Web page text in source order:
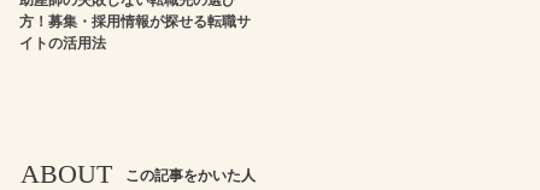
方！募集・採用情報が探せる転職サ
イトの活用法
ABOUT この記事をかいた人